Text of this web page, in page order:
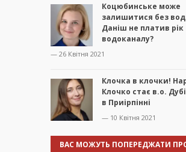
Коцюбинське може
залишитися без
Даніш не платив рік
водоканалу?
— 26 Квітня 2021
Клочка в клочки!
Клочко стає в.о.
в Приірпінні
— 10 Квітня 2021
ВАС МОЖУТЬ ПОПЕРЕДЖАТИ